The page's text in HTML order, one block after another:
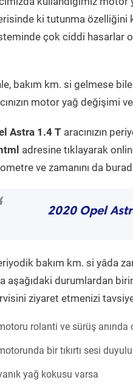
ki tutunma özelliğini
çok ciddi hasarlar
bakım km. si gelmese
motor yağ değişimi
Astra 1.4 T aracınızın
adresine tıklayarak
ve zamanını da
2020 Opel
bakım km. si yâda
aşağıdaki durumlardan
ziyaret etmenizi
rolanti ve sürüş
bir tıkırtı sesi
yağ kokusu varsa